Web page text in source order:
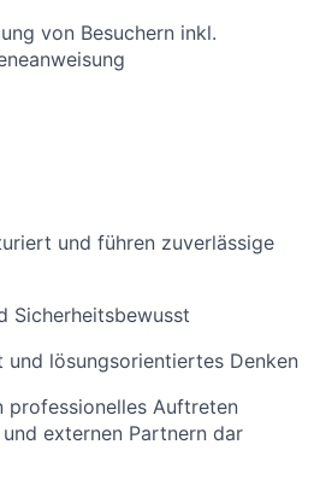
von Besuchern inkl.
und führen zuverlässige
Sicherheitsbewusst
lösungsorientiertes Denken
professionelles Auftreten
externen Partnern dar